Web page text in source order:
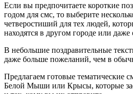
Если вы предпочитаете короткие
годом для смс, то выберите
четверостиший для тех людей,
находятся в другом городе или даже
В небольшие поздравительные
даже больше пожеланий, чем в
Предлагаем готовые тематические
Белой Мыши или Крысы, которые